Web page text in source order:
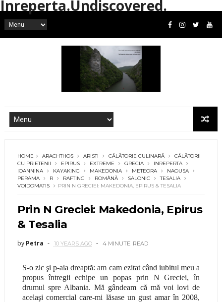
Inreperta.Undiscovered.
HOME ARACHTHOS ARISTI CĂLĂTORIE CULINARĂ
CĂLĂTORII
CU PRIETENII
EPIRUS EXTREME GRECIA
INREPERTA
IOANNINA
KAYAKING MAKEDONIA METEORA
NAOUSA
PERAMA
R RAFTING ROMÂNĂ SALONIC
TESALIA
VOIDOMATIS
PRIN N GRECIEI: MAKEDONIA, EPIRUS & TESALIA
Prin N Greciei: Makedonia, Epirus
& Tesalia
by Petra 10 YEARS AGO 4 MINUTE READ
S-o zic şi p-aia dreaptă: am cam ezitat când iubitul meu a
propus întregii echipe un popas prin N Greciei, în
drumul spre Albania. Mă gândeam că mă voi lovi de
acelaşi comercial care-mi lăsase un gust amar în 2008,